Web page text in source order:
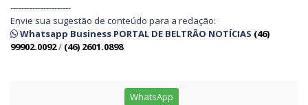
----------------------
Envie sua sugestão de conteúdo para a redação:
Whatsapp Business PORTAL DE BELTRÃO NOTÍCIAS (46)
99902.0092/ (46) 2601.0898
WhatsApp